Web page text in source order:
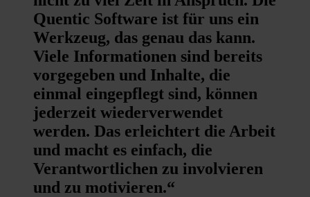
Quentic Software ist für uns ein
Werkzeug, das genau das kann.
Viele Informationen sind bereits
vorgegeben und Inhalte, die
einmal eingepflegt sind, können
jederzeit wiederverwendet
werden. Das erleichtert die Arbeit
und macht es einfach, die
Verantwortlichen zu involvieren
und zu motivieren.“